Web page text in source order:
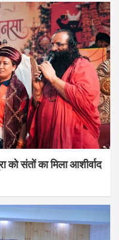
संतों का मिला आशीर्वाद